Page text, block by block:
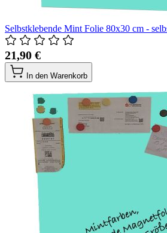
Selbstklebende Mint Folie 80x30 cm -
21,90 €
In den Warenkorb